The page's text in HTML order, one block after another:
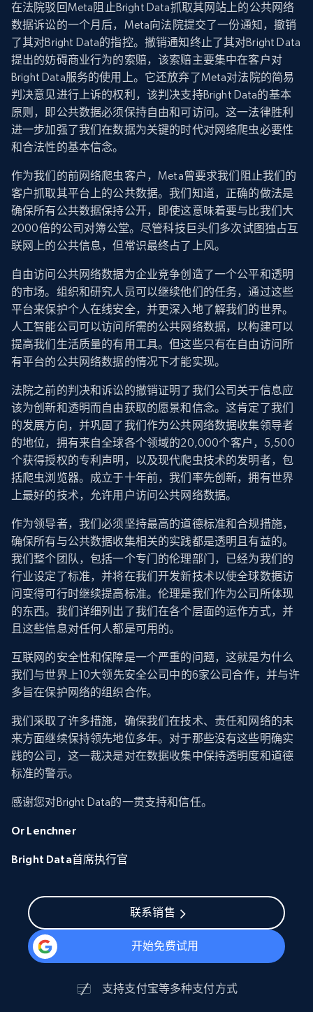
在法院驳回Meta阻止Bright Data抓取其网站上的公共网络
数据诉讼的一个月后，Meta向法院提交了一份通知，撤销
了其对Bright Data的指控。撤销通知终止了其对Bright Data
提出的妨碍商业行为的索赔，该索赔主要集中在客户对
Bright Data服务的使用上。它还放弃了Meta对法院的简易
判决意见进行上诉的权利，该判决支持Bright Data的基本
原则，即公共数据必须保持自由和可访问。这一法律胜利
进一步加强了我们在数据为关键的时代对网络爬虫必要性
和合法性的基本信念。
作为我们的前网络爬虫客户，Meta曾要求我们阻止我们的
客户抓取其平台上的公共数据。我们知道，正确的做法是
确保所有公共数据保持公开，即使这意味着要与比我们大
2000倍的公司对簿公堂。尽管科技巨头们多次试图独占互
联网上的公共信息，但常识最终占了上风。
自由访问公共网络数据为企业竞争创造了一个公平和透明
的市场。组织和研究人员可以继续他们的任务，通过这些
平台来保护个人在线安全，并更深入地了解我们的世界。
人工智能公司可以访问所需的公共网络数据，以构建可以
提高我们生活质量的有用工具。但这些只有在自由访问所
有平台的公共网络数据的情况下才能实现。
法院之前的判决和诉讼的撤销证明了我们公司关于信息应
该为创新和透明而自由获取的愿景和信念。这肯定了我们
的发展方向，并巩固了我们作为公共网络数据收集领导者
的地位，拥有来自全球各个领域的20,000个客户，5,500
个获得授权的专利声明，以及现代爬虫技术的发明者，包
括爬虫浏览器。成立于十年前，我们率先创新，拥有世界
上最好的技术，允许用户访问公共网络数据。
作为领导者，我们必须坚持最高的道德标准和合规措施，
确保所有与公共数据收集相关的实践都是透明且有益的。
我们整个团队，包括一个专门的伦理部门，已经为我们的
行业设定了标准，并将在我们开发新技术以使全球数据访
问变得可行时继续提高标准。伦理是我们作为公司所体现
的东西。我们详细列出了我们在各个层面的运作方式，并
且这些信息对任何人都是可用的。
互联网的安全性和保障是一个严重的问题，这就是为什么
我们与世界上10大领先安全公司中的6家公司合作，并与许
多旨在保护网络的组织合作。
我们采取了许多措施，确保我们在技术、责任和网络的未
来方面继续保持领先地位多年。对于那些没有这些明确实
践的公司，这一裁决是对在数据收集中保持透明度和道德
标准的警示。
感谢您对Bright Data的一贯支持和信任。
Or Lenchner
Bright Data首席执行官
联系销售
开始免费试用
支持支付宝等多种支付方式